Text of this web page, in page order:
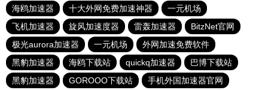
海鸥加速器
十大外网免费加速神器
一元机场
飞机加速器
旋风加速度器 雷轰加速器
BitzNet官网
极光aurora加速器
一元机场
外网加速免费软件
黑豹加速器
海鸥下载站 quickq加速器
巴博下载站
黑豹加速器
GOROOO下载站 手机外国加速器官网